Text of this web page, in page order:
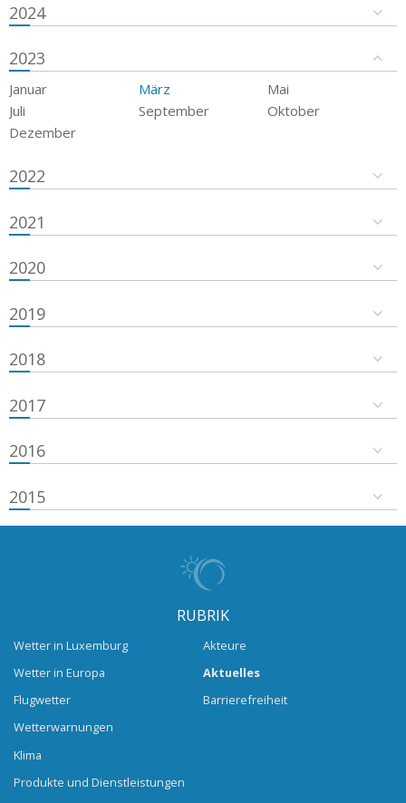
2024
2023
Januar März
Mai
Juli
September
Oktober
Dezember
2022
2021
2020
2019
2018
2017
2016
2015
RUBRIK
Wetter in Luxemburg
Wetter in Europa
Flugwetter
Wetterwarnungen
Klima
Produkte und Dienstleistungen
Akteure
Aktuelles
Barrierefreiheit